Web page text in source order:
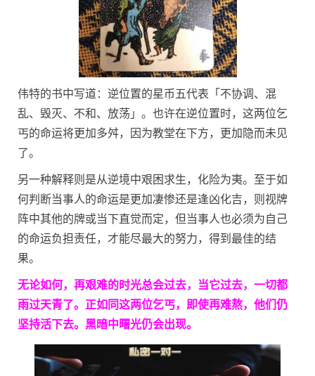
伟特的书中写道：逆位置的星币五代表「不协调、混
乱、毁灭、不和、放荡」。也许在逆位置时，这两位乞
丐的命运将更加多舛，因为教堂在下方，更加隐而未见
了。
另一种解释则是从逆境中艰困求生，化险为夷。至于如
何判断当事人的命运是更加凄惨还是逢凶化吉，则视牌
阵中其他的牌或当下直觉而定，但当事人也必须为自己
的命运负担责任，才能尽最大的努力，得到最佳的结
果。
无论如何，再艰难的时光总会过去，当它过去，一切都
雨过天青了。正如同这两位乞丐，即使再难熬，他们仍
坚持活下去。黑暗中曙光仍会出现。